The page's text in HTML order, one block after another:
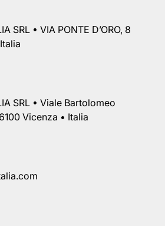
SRL • VIA PONTE D’ORO, 8
SRL • Viale Bartolomeo
Vicenza • Italia